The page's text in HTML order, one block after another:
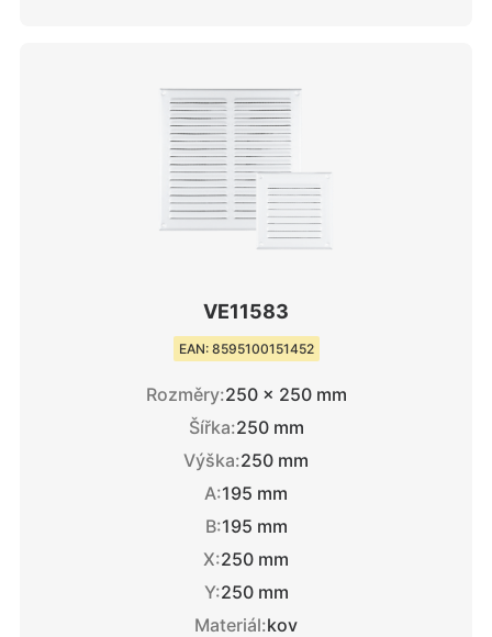
VE11583
EAN: 8595100151452
Rozměry:250 × 250 mm
Šířka:250 mm
Výška:250 mm
A:195 mm
B:195 mm
X:250 mm
Y:250 mm
Materiál:kov